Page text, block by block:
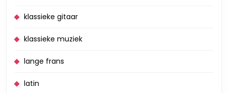
klassieke gitaar
klassieke muziek
lange frans
latin